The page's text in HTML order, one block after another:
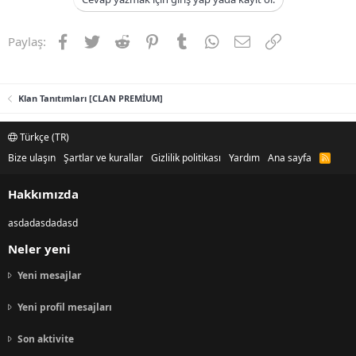
i
Paylaş: Facebook
TwitterReddit PinterestTumblrWhatsApp
E-postaLink
Klan Tanıtımları [CLAN PREMİUM]
Türkçe (TR)
Bize ulaşın Şartlar ve kurallar Gizlilik politikası Yardım Ana sayfa
R
Hakkımızda
asdadasdadasd
Neler yeni
Yeni mesajlar
Yeni profil mesajları
Son aktivite